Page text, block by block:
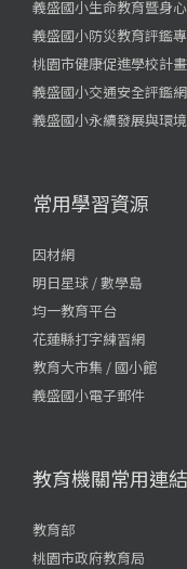
義盛國小生命教育暨身
義盛國小防災教育評鑑
桃園市健康促進學校計
義盛國小交通安全評鑑網
義盛國小永續發展與環
常用學習資源
因材網
明日星球 / 數學島
均一教育平台
花蓮縣打字練習網
教育大市集 / 國小館
義盛國小電子郵件
教育機關常用連結
教育部
桃園市政府教育局